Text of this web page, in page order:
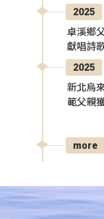
2025
卓溪鄉
獻唱詩
2025
新北烏
範父親
more